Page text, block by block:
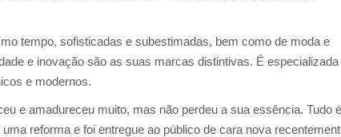
tempo, sofisticadas e subestimadas, bem como de moda e
e inovação são as suas marcas distintivas. É
e modernos.
e amadureceu muito, mas não perdeu a sua essência. Tudo
reforma e foi entregue ao público de cara nova